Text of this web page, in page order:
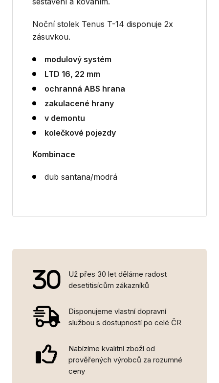
Noční stolek Tenus T-14 disponuje 2x
zásuvkou.
modulový systém
LTD 16, 22 mm
ochranná ABS hrana
zakulacené hrany
v demontu
kolečkové pojezdy
Kombinace
dub santana/modrá
Už přes 30 let děláme radost
desetitisícům zákazníků
Disponujeme vlastní dopravní
službou s dostupností po celé ČR
Nabízíme kvalitní zboží od
prověřených výrobců za rozumné
ceny